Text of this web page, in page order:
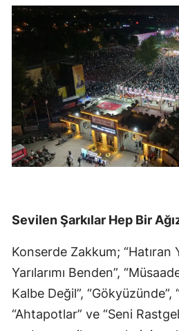
Sevilen Şarkılar Hep Bir
Konserde Zakkum; “Hatıran
Yarılarımı Benden”,
Kalbe Değil”, “Gökyüzünde”,
“Ahtapotlar” ve “Seni